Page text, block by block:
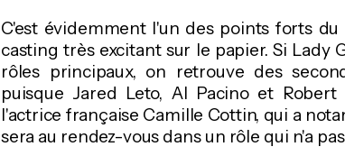
C'est évidemment l'un des points forts
casting très excitant sur le papier. Si
rôles principaux, on retrouve des
puisque Jared Leto, Al Pacino et
l'actrice française Camille Cottin, qui a
sera au rendez-vous dans un rôle qui n'a